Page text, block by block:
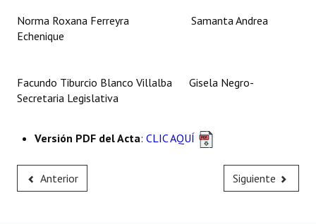
Norma Roxana Ferreyra Samanta Andrea
Echenique
Facundo Tiburcio Blanco Villalba Gisela Negro-
Secretaria Legislativa
Versión PDF del Acta: CLIC AQUÍ
Anterior Siguiente